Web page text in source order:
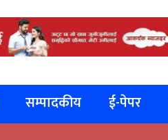
सम्पादकीय ई-पेपर